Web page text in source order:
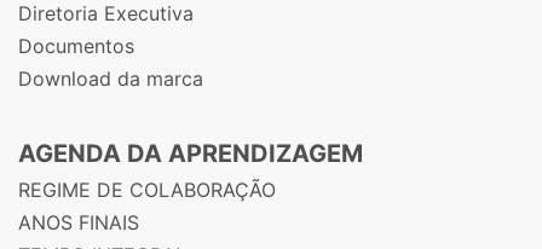
Diretoria Executiva
Documentos
Download da marca
AGENDA DA APRENDIZAGEM
REGIME DE COLABORAÇÃO
ANOS FINAIS